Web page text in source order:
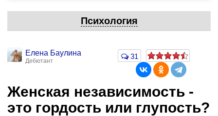
Психология
Елена Баулина
Дебютант
31
Женская независимость -
это гордость или глупость?